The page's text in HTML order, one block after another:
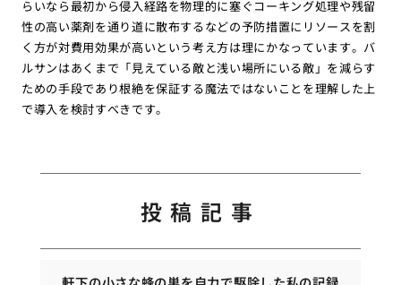
らいなら最初から侵入経路を物理的に塞ぐコーキング処理や残留
性の高い薬剤を通り道に散布するなどの予防措置にリソースを割
く方が対費用効果が高いという考え方は理にかなっています。バ
ルサンはあくまで「見えている敵と浅い場所にいる敵」を減らす
ための手段であり根絶を保証する魔法ではないことを理解した上
で導入を検討すべきです。
投稿記事